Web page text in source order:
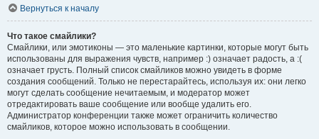
Вернуться к началу
Что такое смайлики?
Смайлики, или эмотиконы — это маленькие картинки, которые могут быть
использованы для выражения чувств, например :) означает радость, а :(
означает грусть. Полный список смайликов можно увидеть в форме
создания сообщений. Только не перестарайтесь, используя их: они легко
могут сделать сообщение нечитаемым, и модератор может
отредактировать ваше сообщение или вообще удалить его.
Администратор конференции также может ограничить количество
смайликов, которое можно использовать в сообщении.